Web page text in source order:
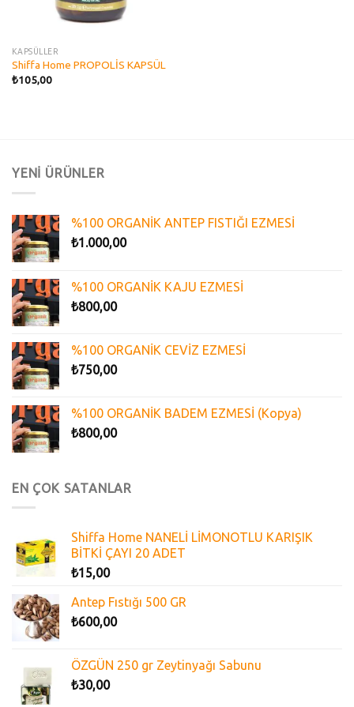
KAPSÜLLER
Shiffa Home PROPOLİS KAPSÜL
₺105,00
YENİ ÜRÜNLER
%100 ORGANİK ANTEP FISTIĞI EZMESİ
₺1.000,00
%100 ORGANİK KAJU EZMESİ
₺800,00
%100 ORGANİK CEVİZ EZMESİ
₺750,00
%100 ORGANİK BADEM EZMESİ (Kopya)
₺800,00
EN ÇOK SATANLAR
Shiffa Home NANELİ LİMONOTLU KARIŞIK
BİTKİ ÇAYI 20 ADET
₺15,00
Antep Fıstığı 500 GR
₺600,00
ÖZGÜN 250 gr Zeytinyağı Sabunu
₺30,00